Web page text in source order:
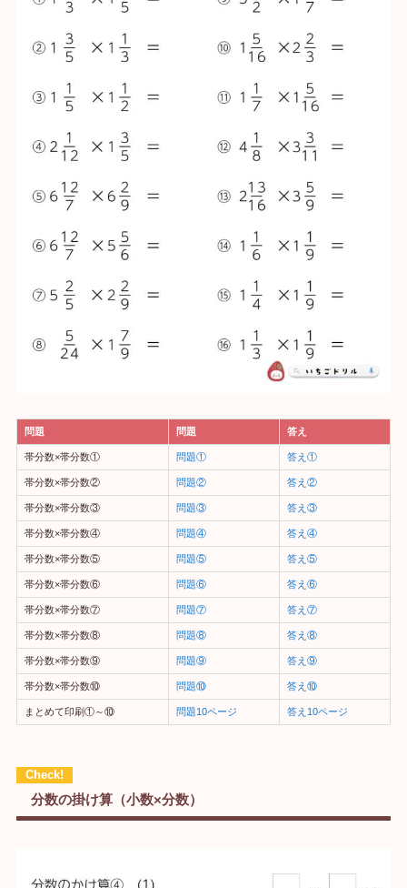
問題 問題 答え
帯分数×帯分数① 問題① 答え①
帯分数×帯分数② 問題② 答え②
帯分数×帯分数③ 問題③ 答え③
帯分数×帯分数④ 問題④ 答え④
帯分数×帯分数⑤ 問題⑤ 答え⑤
帯分数×帯分数⑥ 問題⑥ 答え⑥
帯分数×帯分数⑦ 問題⑦ 答え⑦
帯分数×帯分数⑧ 問題⑧ 答え⑧
帯分数×帯分数⑨ 問題⑨ 答え⑨
帯分数×帯分数⑩ 問題⑩ 答え⑩
まとめて印刷①～⑩ 問題10ページ 答え10ページ
分数の掛け算（小数×分数）